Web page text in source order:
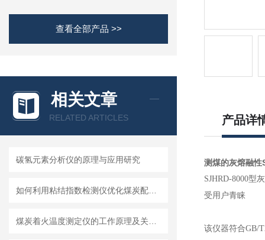
查看全部产品 >>
相关文章
RELATED ARTICLES
碳氢元素分析仪的原理与应用研究
产品详
测煤的灰熔融
SJHRD-8000型
受用户青睐
该仪器符合GB/